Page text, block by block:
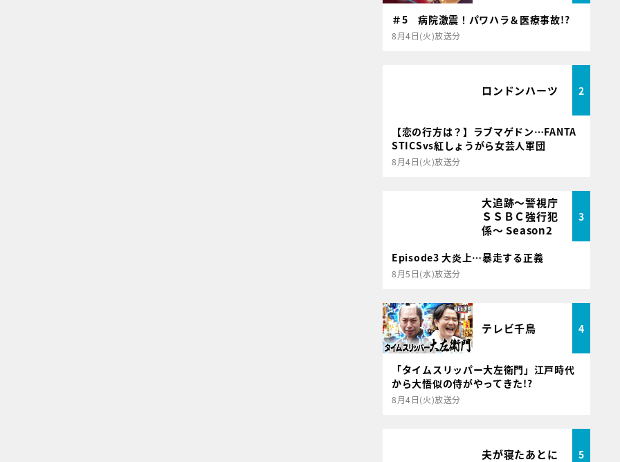
＃5 病院激震！パワハラ＆医療事故!?
8月4日(火)放送分
ロンドンハーツ 2
【恋の行方は？】ラブマゲドン…FANTA
STICSvs紅しょうがら女芸人軍団
8月4日(火)放送分
大追跡～警視庁
ＳＳＢＣ強行犯
係～ Season2
3
Episode3 大炎上…暴走する正義
8月5日(水)放送分
テレビ千鳥 4
「タイムスリッパー大左衛門」江戸時代
から大悟似の侍がやってきた!?
8月4日(火)放送分
夫が寝たあとに 5